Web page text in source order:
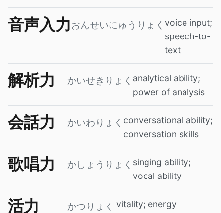
音声入力 おんせいにゅうりょく voice input;
speech-to-
text
解析力 かいせきりょく analytical ability;
power of analysis
会話力 かいわりょく conversational ability;
conversation skills
歌唱力 かしょうりょく singing ability;
vocal ability
活力 かつりょく vitality; energy